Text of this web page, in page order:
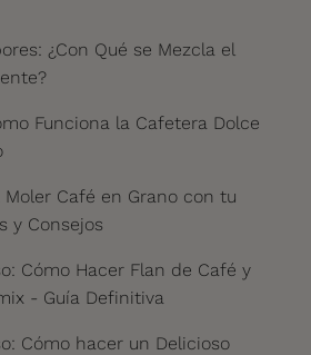
¿Con Qué se Mezcla el
Funciona la Cafetera Dolce
Café en Grano con tu
y Consejos
Cómo Hacer Flan de Café y
- Guía Definitiva
Cómo hacer un Delicioso